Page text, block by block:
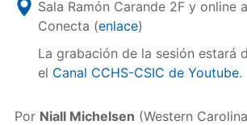
Sala Ramón Carande 2F y online
Conecta (enlace)
La grabación de la sesión estará
el Canal CCHS-CSIC de Youtube.
Por Niall Michelsen (Western